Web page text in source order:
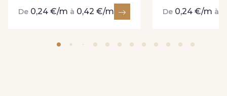
De 0,24 €/m à 0,42 €/m De 0,24 €/m à